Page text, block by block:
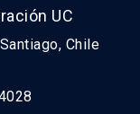
UC
Chile